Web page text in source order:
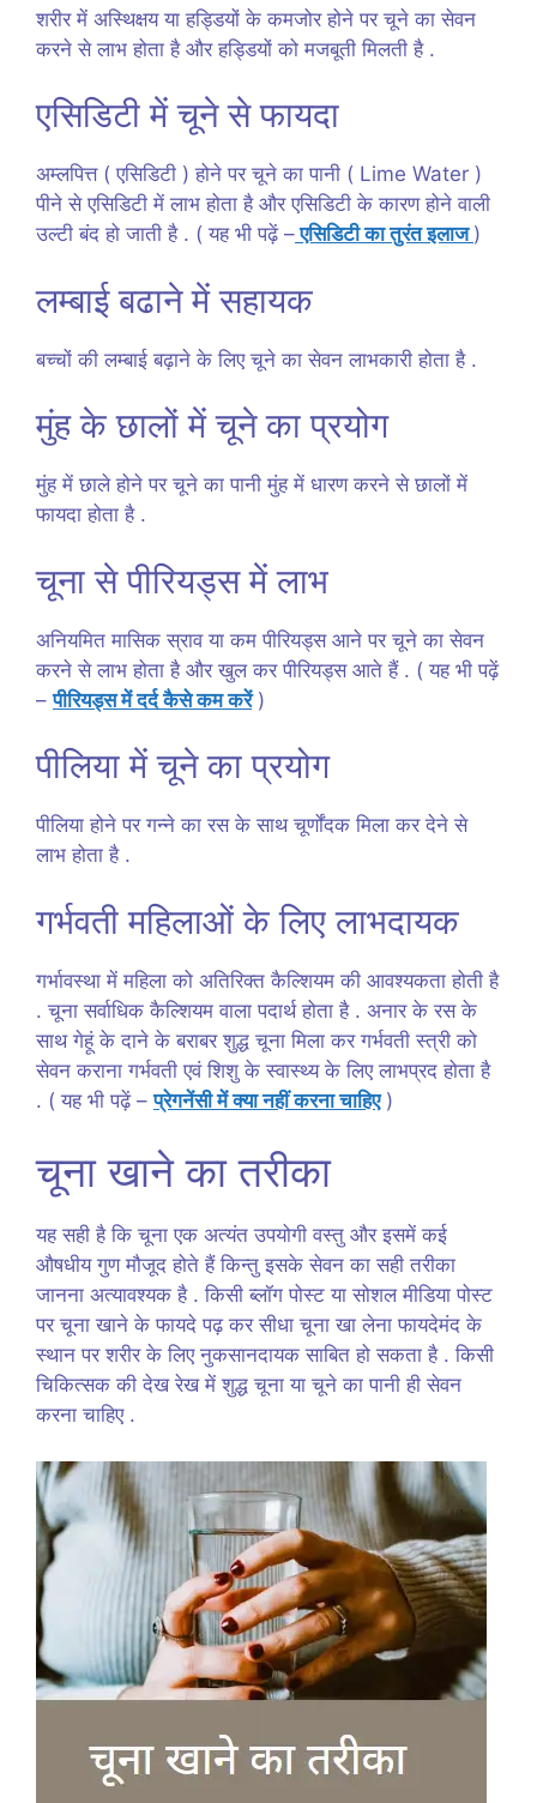
शरीर में अस्थिक्षय या हड्डियों के कमजोर होने पर चूने का सेवन
करने से लाभ होता है और हड्डियों को मजबूती मिलती है .
एसिडिटी में चूने से फायदा
अम्लपित्त ( एसिडिटी ) होने पर चूने का पानी ( Lime Water )
पीने से एसिडिटी में लाभ होता है और एसिडिटी के कारण होने वाली
उल्टी बंद हो जाती है . ( यह भी पढ़ें –एसिडिटी का तुरंत इलाज )
लम्बाई बढाने में सहायक
बच्चों की लम्बाई बढ़ाने के लिए चूने का सेवन लाभकारी होता है .
मुंह के छालों में चूने का प्रयोग
मुंह में छाले होने पर चूने का पानी मुंह में धारण करने से छालों में
फायदा होता है .
चूना से पीरियड्स में लाभ
अनियमित मासिक स्राव या कम पीरियड्स आने पर चूने का सेवन
करने से लाभ होता है और खुल कर पीरियड्स आते हैं . ( यह भी पढ़ें
–पीरियड्स में दर्द कैसे कम करें)
पीलिया में चूने का प्रयोग
पीलिया होने पर गन्ने का रस के साथ चूर्णोंदक मिला कर देने से
लाभ होता है .
गर्भवती महिलाओं के लिए लाभदायक
गर्भावस्था में महिला को अतिरिक्त कैल्शियम की आवश्यकता होती है
. चूना सर्वाधिक कैल्शियम वाला पदार्थ होता है . अनार के रस के
साथ गेहूं के दाने के बराबर शुद्ध चूना मिला कर गर्भवती स्त्री को
सेवन कराना गर्भवती एवं शिशु के स्वास्थ्य के लिए लाभप्रद होता है
. ( यह भी पढ़ें –प्रेगनेंसी में क्या नहीं करना चाहिए)
चूना खाने का तरीका
यह सही है कि चूना एक अत्यंत उपयोगी वस्तु और इसमें कई
औषधीय गुण मौजूद होते हैं किन्तु इसके सेवन का सही तरीका
जानना अत्यावश्यक है . किसी ब्लॉग पोस्ट या सोशल मीडिया पोस्ट
पर चूना खाने के फायदे पढ़ कर सीधा चूना खा लेना फायदेमंद के
स्थान पर शरीर के लिए नुकसानदायक साबित हो सकता है . किसी
चिकित्सक की देख रेख में शुद्ध चूना या चूने का पानी ही सेवन
करना चाहिए .